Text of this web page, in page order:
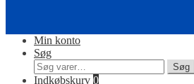
Min konto
Søg
Søg
efter:
Søg
Indkøbskurv 0